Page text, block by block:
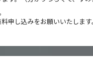
申し込みをお願いいたします。